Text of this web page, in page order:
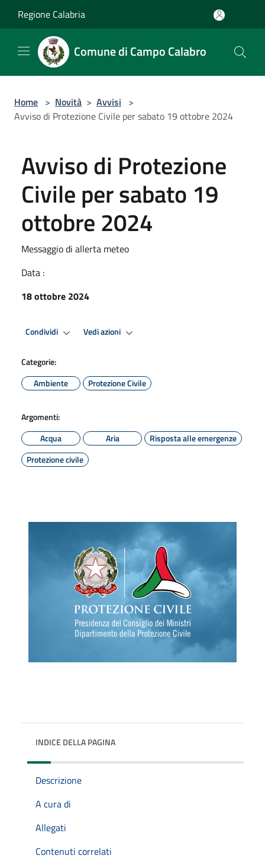
Regione Calabria
Comune di Campo Calabro
Home > Novità > Avvisi >
Avviso di Protezione Civile per sabato 19 ottobre 2024
Avviso di Protezione
Civile per sabato 19
ottobre 2024
Messaggio di allerta meteo
Data :
18 ottobre 2024
Condividi Vedi azioni
Categorie:
Ambiente
Protezione Civile
Argomenti:
Acqua
Aria
Risposta alle emergenze
Protezione civile
INDICE DELLA PAGINA
Descrizione
A cura di
Allegati
Contenuti correlati